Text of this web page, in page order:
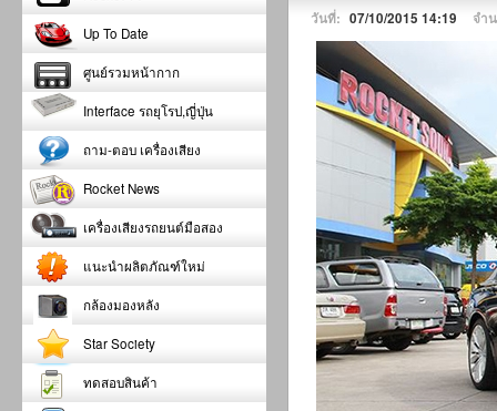
วันที่: 07/10/2015 14:19 จำ
Up To Date
ศูนย์รวมหน้ากาก
Interface รถยุโรป,ญี่ปุ่น
ถาม-ตอบ เครื่องเสียง
Rocket News
เครื่องเสียงรถยนต์มือสอง
แนะนำผลิตภัณฑ์ใหม่
กล้องมองหลัง
Star Society
ทดสอบสินค้า